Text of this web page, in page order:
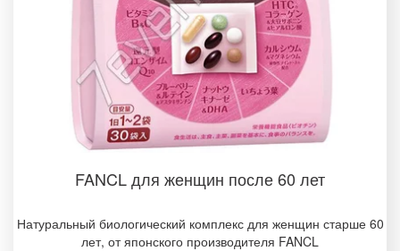
FANCL для женщин после 60 лет
Натуральный биологический комплекс для женщин старше 60
лет, от японского производителя FANCL